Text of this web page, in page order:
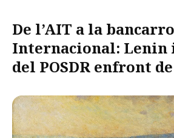
De l’AIT a la
Internacional: Lenin
del POSDR enfront